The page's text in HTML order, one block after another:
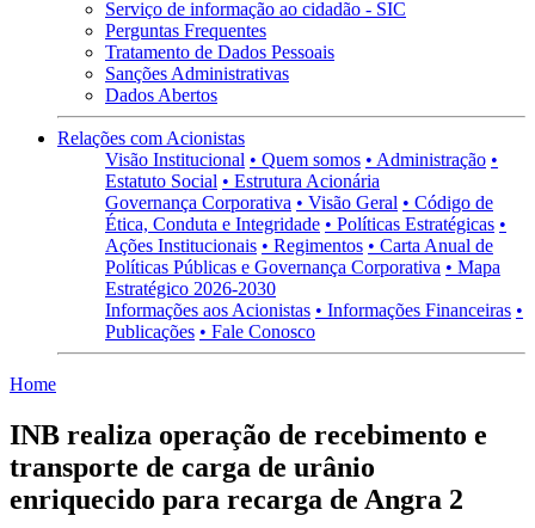
Serviço de informação ao cidadão - SIC
Perguntas Frequentes
Tratamento de Dados Pessoais
Sanções Administrativas
Dados Abertos
Relações com Acionistas
Visão Institucional • Quem somos • Administração •
Estatuto Social • Estrutura Acionária
Governança Corporativa • Visão Geral • Código de
Ética, Conduta e Integridade • Políticas Estratégicas •
Ações Institucionais • Regimentos • Carta Anual de
Políticas Públicas e Governança Corporativa • Mapa
Estratégico 2026-2030
Informações aos Acionistas • Informações Financeiras •
Publicações • Fale Conosco
Home
INB realiza operação de recebimento e
transporte de carga de urânio
enriquecido para recarga de Angra 2